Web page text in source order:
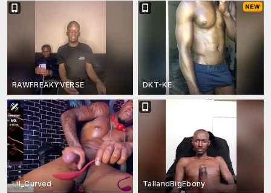
RAWFREAKYVERSE DKT-KE
Lil_Curved TallandBigEbony